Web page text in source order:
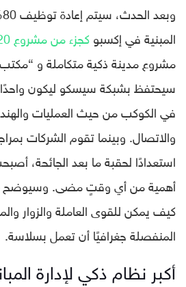
المبنية في إكسبوكجزء من مشروع District 2020
مشروع مدينة ذكية متكاملة و
سيحتفظ بشبكة سيسكو ليكون واحدًا
في الكوكب من حيث العمليات
والاتصال. وبينما تقوم الشركات
استعدادًا لحقبة ما بعد الجائحة،
أهمية من أي وقتٍ مضى. وسيوضح
كيف يمكن للقوى العاملة والزوار
المنفصلة جغرافيًا أن تعمل بسلاسة.
أكبر نظام ذكي لإدارة